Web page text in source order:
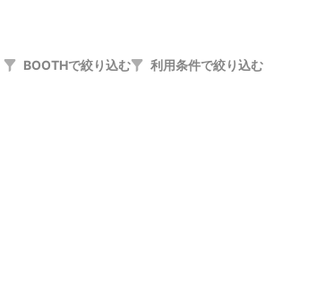
BOOTHで絞り込む 利用条件で絞り込む